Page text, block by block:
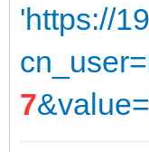
'https://
7